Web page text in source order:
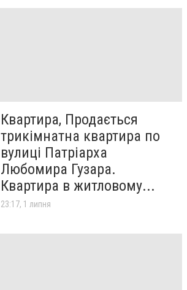
Квартира, Продається
трикімнатна квартира по
вулиці Патріарха
Любомира Гузара.
Квартира в житловому...
23:17, 1 липня